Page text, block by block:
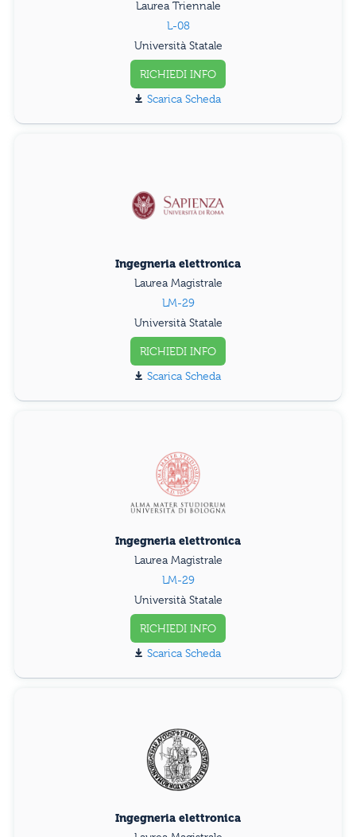
Laurea Triennale
L-08
Università Statale
RICHIEDI INFO
Scarica Scheda
Ingegneria elettronica
Laurea Magistrale
LM-29
Università Statale
RICHIEDI INFO
Scarica Scheda
Ingegneria elettronica
Laurea Magistrale
LM-29
Università Statale
RICHIEDI INFO
Scarica Scheda
Ingegneria elettronica